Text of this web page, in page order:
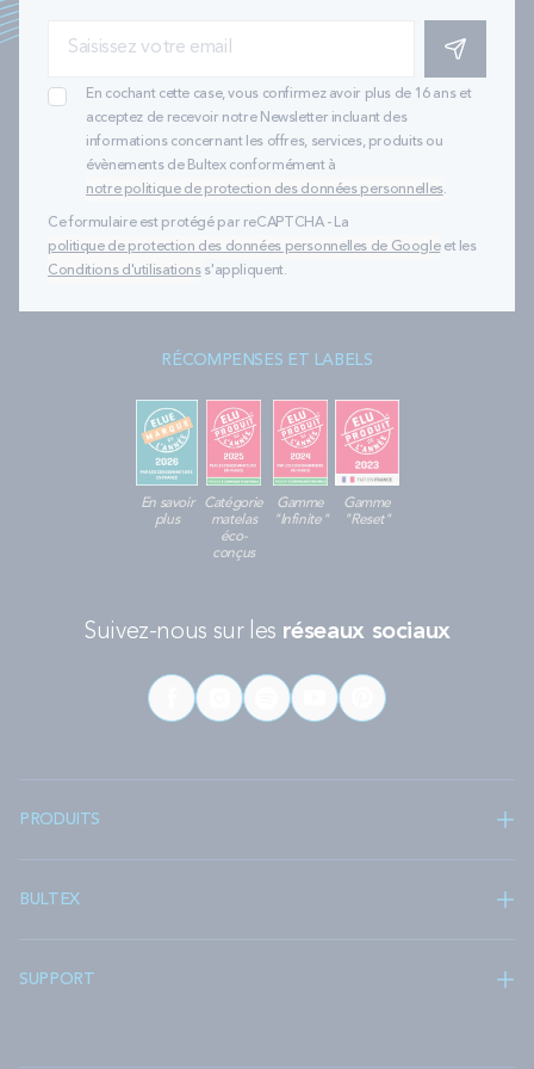
S'INSCRIRE
En cochant cette case, vous confirmez avoir plus de 16 ans et
acceptez de recevoir notre Newsletter incluant des
informations concernant les offres, services, produits ou
évènements de Bultex conformément à
notre politique de protection des données personnelles.
Ce formulaire est protégé par reCAPTCHA - La
politique de protection des données personnelles de Googleet les
Conditions d'utilisationss'appliquent.
RÉCOMPENSES ET LABELS
En savoir
plus
Catégorie
matelas
éco-
conçus
Gamme
"Infinite"
Gamme
"Reset"
Suivez-nous sur les réseaux sociaux
PRODUITS
BULTEX
SUPPORT